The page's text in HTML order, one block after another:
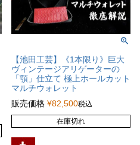
【池田工芸】《1本限り》巨大
ヴィンテージアリゲーターの
「顎」仕立て 極上ホールカット
マルチウォレット
販売価格 ¥82,500税込
在庫切れ